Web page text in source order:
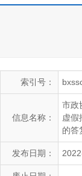
索引号：
信息名称：
市政
虚假
的答
发布日期：